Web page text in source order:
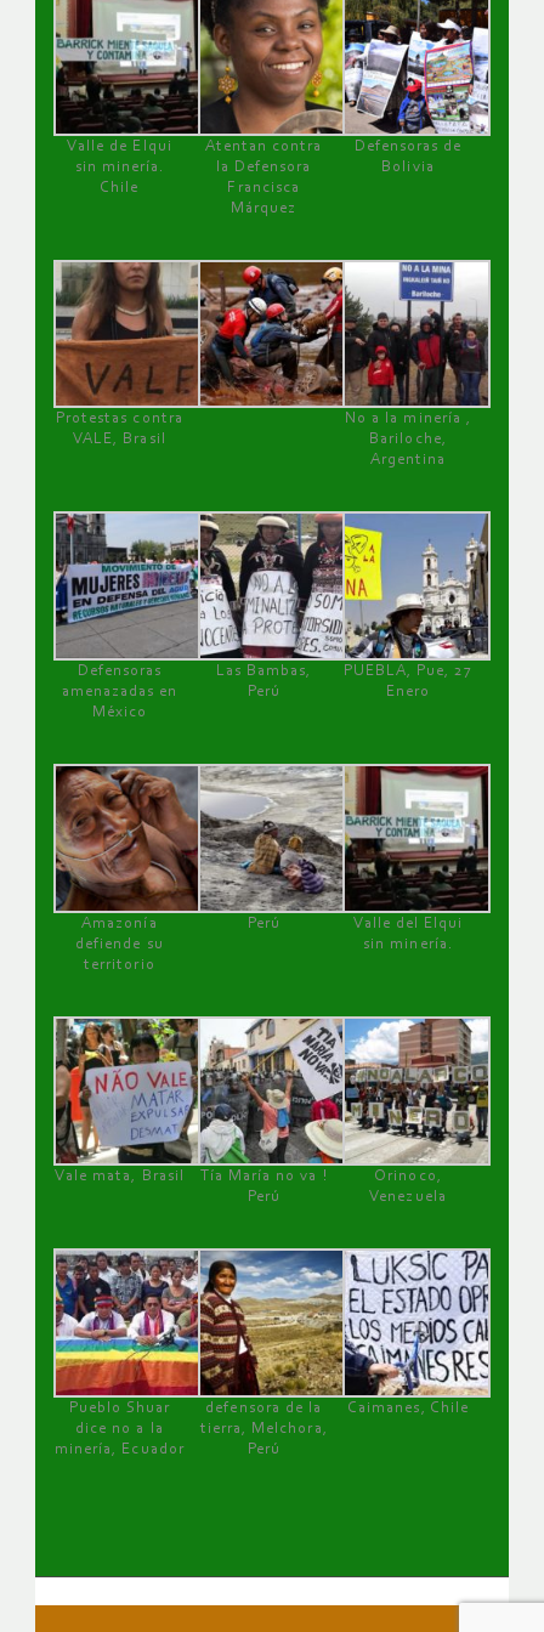
Valle de Elqui
sin minería.
Chile
Atentan contra
la Defensora
Francisca
Márquez
Defensoras de
Bolivia
Protestas contra
VALE, Brasil
No a la minería ,
Bariloche,
Argentina
Defensoras
amenazadas en
México
Las Bambas,
Perú
PUEBLA, Pue, 27
Enero
Amazonía
defiende su
territorio
Perú
Valle del Elqui
sin minería.
Vale mata, Brasil
Tía María no va !
Perú
Orinoco,
Venezuela
Pueblo Shuar
dice no a la
minería, Ecuador
defensora de la
tierra, Melchora,
Perú
Caimanes, Chile